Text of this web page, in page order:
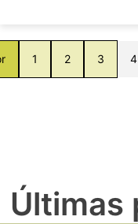
1 2 3 4
Últimas